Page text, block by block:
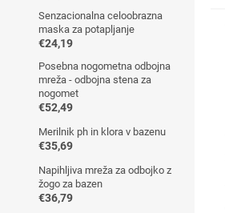
Senzacionalna celoobrazna
maska ​​za potapljanje
€24,19
Posebna nogometna odbojna
mreža - odbojna stena za
nogomet
€52,49
Merilnik ph in klora v bazenu
€35,69
Napihljiva mreža za odbojko z
žogo za bazen
€36,79